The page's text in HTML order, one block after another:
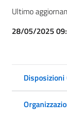
Ultimo
28/05/2025
Disposizioni